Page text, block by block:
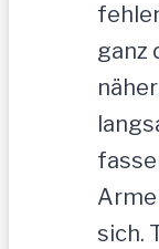
ganz
sich.